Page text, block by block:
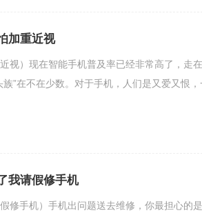
加重近视
视）现在智能手机普及率已经非常高了，走在
”在不在少数。对于手机，人们是又爱又恨，
我请假修手机
修手机）手机出问题送去维修，你最担心的是